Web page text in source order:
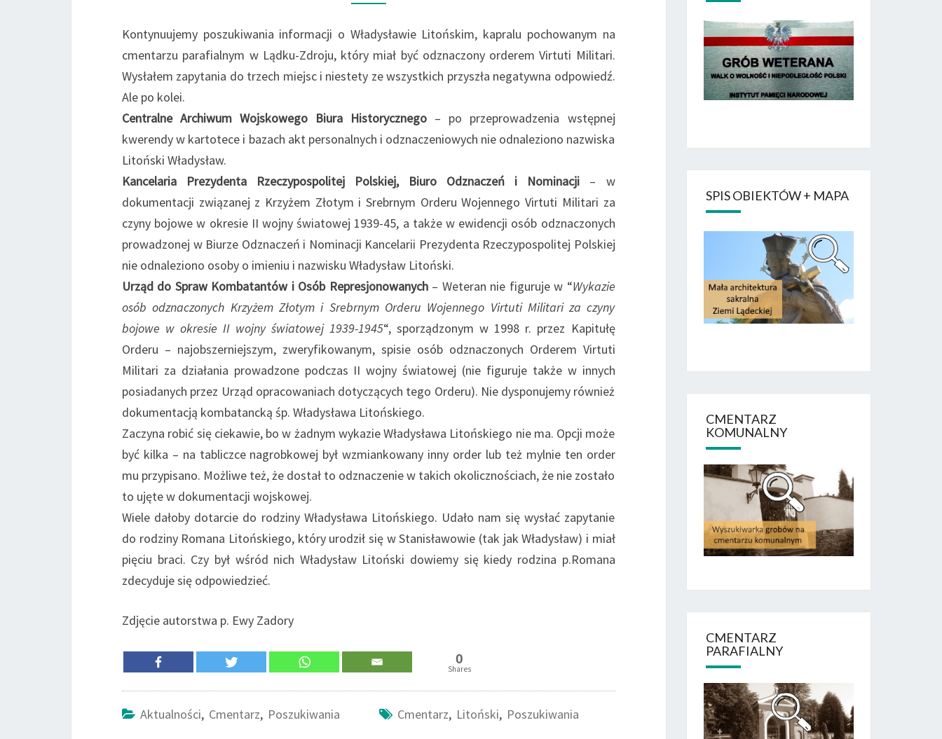
Kontynuujemy poszukiwania informacji o Władysławie Litońskim, kapralu pochowanym na
cmentarzu parafialnym w Lądku-Zdroju, który miał być odznaczony orderem Virtuti Militari.
Wysłałem zapytania do trzech miejsc i niestety ze wszystkich przyszła negatywna odpowiedź.
Ale po kolei.
Centralne Archiwum Wojskowego Biura Historycznego – po przeprowadzenia wstępnej
kwerendy w kartotece i bazach akt personalnych i odznaczeniowych nie odnaleziono nazwiska
Litoński Władysław.
Kancelaria Prezydenta Rzeczypospolitej Polskiej, Biuro Odznaczeń i Nominacji – w
dokumentacji związanej z Krzyżem Złotym i Srebrnym Orderu Wojennego Virtuti Militari za
czyny bojowe w okresie II wojny światowej 1939-45, a także w ewidencji osób odznaczonych
prowadzonej w Biurze Odznaczeń i Nominacji Kancelarii Prezydenta Rzeczypospolitej Polskiej
nie odnaleziono osoby o imieniu i nazwisku Władysław Litoński.
Urząd do Spraw Kombatantów i Osób Represjonowanych– Weteran nie figuruje w “Wykazie
osób odznaczonych Krzyżem Złotym i Srebrnym Orderu Wojennego Virtuti Militari za czyny
bojowe w okresie II wojny światowej 1939-1945“, sporządzonym w 1998 r. przez Kapitułę
Orderu – najobszerniejszym, zweryfikowanym, spisie osób odznaczonych Orderem Virtuti
Militari za działania prowadzone podczas II wojny światowej (nie figuruje także w innych
posiadanych przez Urząd opracowaniach dotyczących tego Orderu). Nie dysponujemy również
dokumentacją kombatancką śp. Władysława Litońskiego.
Zaczyna robić się ciekawie, bo w żadnym wykazie Władysława Litońskiego nie ma. Opcji może
być kilka – na tabliczce nagrobkowej był wzmiankowany inny order lub też mylnie ten order
mu przypisano. Możliwe też, że dostał to odznaczenie w takich okolicznościach, że nie zostało
to ujęte w dokumentacji wojskowej.
Wiele dałoby dotarcie do rodziny Władysława Litońskiego. Udało nam się wysłać zapytanie
do rodziny Romana Litońskiego, który urodził się w Stanisławowie (tak jak Władysław) i miał
pięciu braci. Czy był wśród nich Władysław Litoński dowiemy się kiedy rodzina p.Romana
zdecyduje się odpowiedzieć.
Zdjęcie autorstwa p. Ewy Zadory
0
Shares
Aktualności, Cmentarz, Poszukiwania Cmentarz, Litoński, Poszukiwania
SPIS OBIEKTÓW + MAPA
CMENTARZ
KOMUNALNY
CMENTARZ
PARAFIALNY